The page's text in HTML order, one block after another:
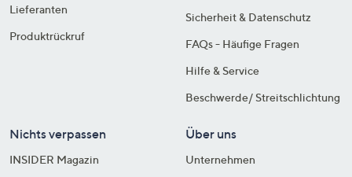
Lieferanten
Produktrückruf
Sicherheit & Datenschutz
FAQs - Häufige Fragen
Hilfe & Service
Beschwerde/ Streitschlichtung
Nichts verpassen
INSIDER Magazin
Über uns
Unternehmen